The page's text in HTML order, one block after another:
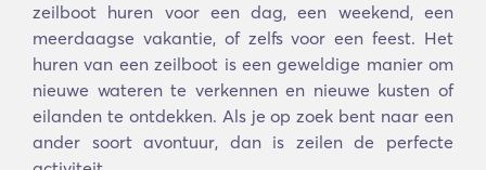
zeilboot huren voor een dag, een weekend, een
meerdaagse vakantie, of zelfs voor een feest. Het
huren van een zeilboot is een geweldige manier om
nieuwe wateren te verkennen en nieuwe kusten of
eilanden te ontdekken. Als je op zoek bent naar een
ander soort avontuur, dan is zeilen de perfecte